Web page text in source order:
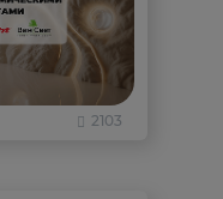
2103